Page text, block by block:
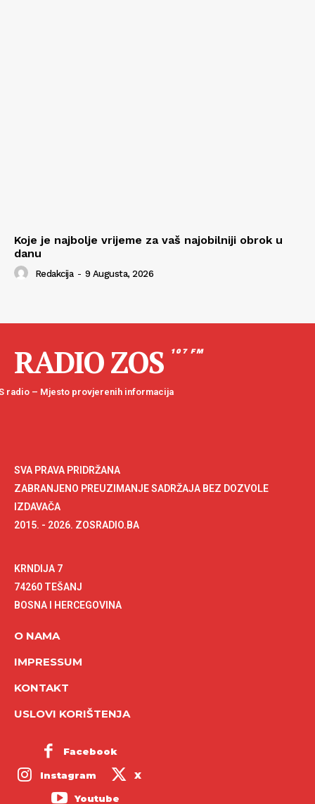
Koje je najbolje vrijeme za vaš najobilniji obrok u
danu
Redakcija - 9 Augusta, 2026
RADIO ZOS 107 FM
radio – Mjesto provjerenih informacija
SVA PRAVA PRIDRŽANA
ZABRANJENO PREUZIMANJE SADRŽAJA BEZ DOZVOLE
IZDAVAČA
2015. - 2026. ZOSRADIO.BA
KRNDIJA 7
74260 TEŠANJ
BOSNA I HERCEGOVINA
O NAMA
IMPRESSUM
KONTAKT
USLOVI KORIŠTENJA
Facebook
Instagram X
Youtube